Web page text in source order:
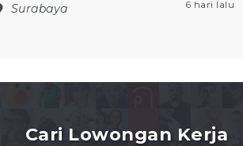
Surabaya 6 hari lalu
Cari Lowongan Kerja